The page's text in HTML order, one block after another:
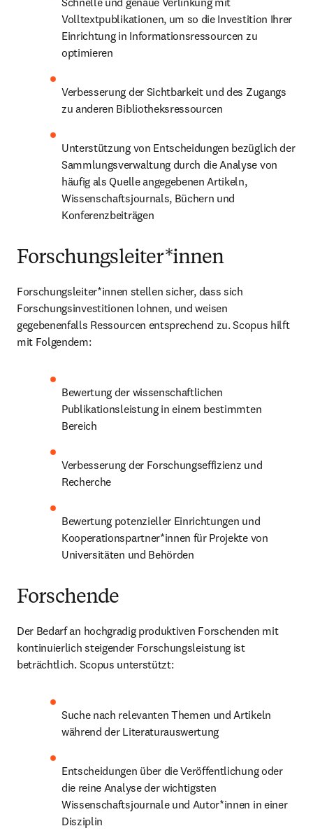
Volltextpublikationen, um so die Investition Ihrer
Einrichtung in Informationsressourcen zu
optimieren
Verbesserung der Sichtbarkeit und des Zugangs
zu anderen Bibliotheksressourcen
Unterstützung von Entscheidungen bezüglich der
Sammlungsverwaltung durch die Analyse von
häufig als Quelle angegebenen Artikeln,
Wissenschaftsjournals, Büchern und
Konferenzbeiträgen
Forschungsleiter*innen
Forschungsleiter*innen stellen sicher, dass sich
Forschungsinvestitionen lohnen, und weisen
gegebenenfalls Ressourcen entsprechend zu. Scopus hilft
mit Folgendem:
Bewertung der wissenschaftlichen
Publikationsleistung in einem bestimmten
Bereich
Verbesserung der Forschungseffizienz und
Recherche
Bewertung potenzieller Einrichtungen und
Kooperationspartner*innen für Projekte von
Universitäten und Behörden
Forschende
Der Bedarf an hochgradig produktiven Forschenden mit
kontinuierlich steigender Forschungsleistung ist
beträchtlich. Scopus unterstützt:
Suche nach relevanten Themen und Artikeln
während der Literaturauswertung
Entscheidungen über die Veröffentlichung oder
die reine Analyse der wichtigsten
Wissenschaftsjournale und Autor*innen in einer
Disziplin